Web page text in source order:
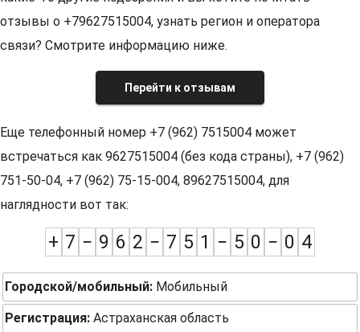
отзывы о +79627515004, узнать регион и оператора
связи? Смотрите информацию ниже.
Перейти к отзывам
Еще телефонный номер +7 (962) 7515004 может
встречаться как 9627515004 (без кода страны), +7 (962)
751-50-04, +7 (962) 75-15-004, 89627515004, для
наглядности вот так:
+ 7 − 9 6 2 − 7 5 1 − 5 0 − 0 4
Городской/мобильный: Мобильный
Регистрация: Астраханская область